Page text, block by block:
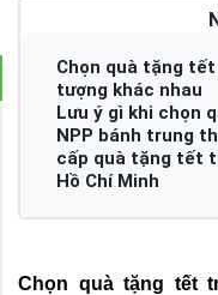
Chọn quà tặng
tượng khác nhau
Lưu ý gì khi chọn
NPP bánh trung
cấp quà tặng tết
Hồ Chí Minh
Chọn quà tặng tết